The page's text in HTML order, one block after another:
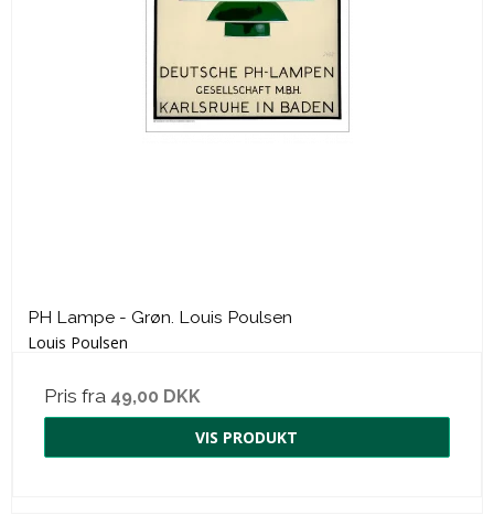
PH Lampe - Grøn. Louis Poulsen
Louis Poulsen
Pris fra 49,00 DKK
VIS PRODUKT